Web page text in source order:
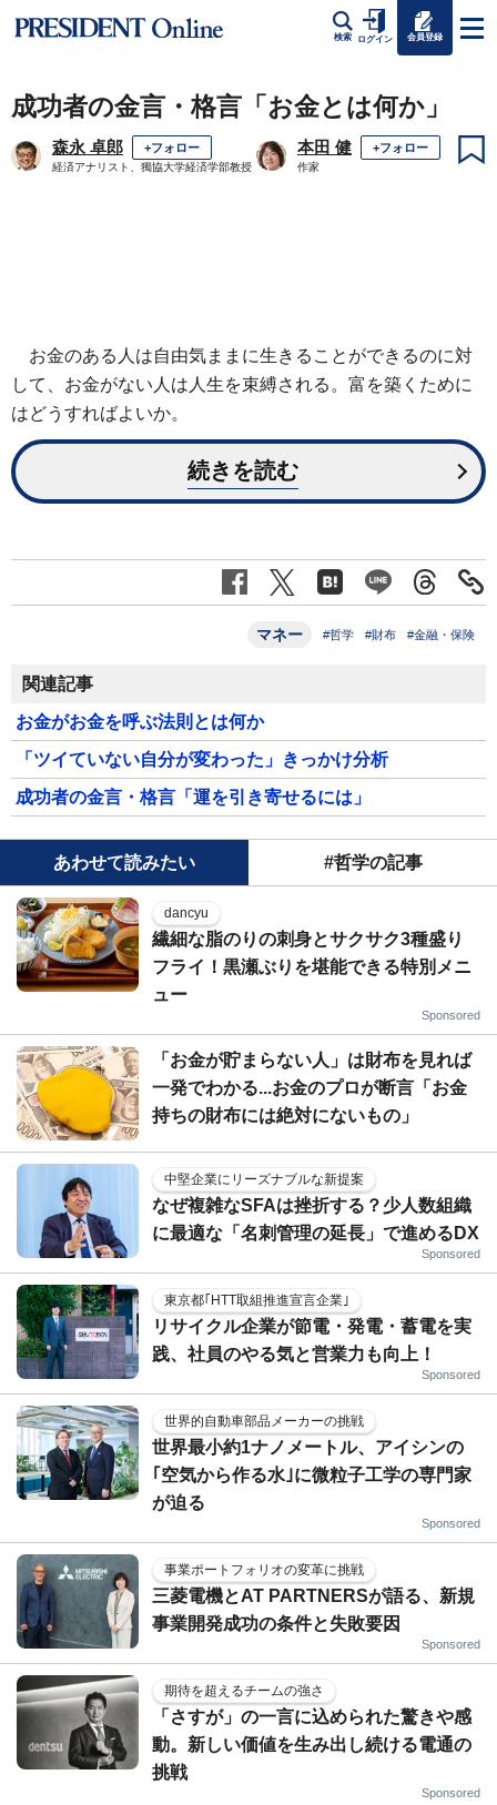
検索 ログイン 会員登録
成功者の金言・格言「お金とは何か」
森永 卓郎 +フォロー
経済アナリスト、獨協大学経済学部教授
本田 健 +フォロー
作家
お金のある人は自由気ままに生きることができるのに対
して、お金がない人は人生を束縛される。富を築くために
はどうすればよいか。
続きを読む
マネー #哲学 #財布 #金融・保険
関連記事
お金がお金を呼ぶ法則とは何か
「ツイていない自分が変わった」きっかけ分析
成功者の金言・格言「運を引き寄せるには」
あわせて読みたい #哲学の記事
dancyu
繊細な脂のりの刺身とサクサク3種盛り
フライ！黒瀬ぶりを堪能できる特別メニ
ュー
Sponsored
「お金が貯まらない人」は財布を見れば
一発でわかる...お金のプロが断言「お金
持ちの財布には絶対にないもの」
中堅企業にリーズナブルな新提案
なぜ複雑なSFAは挫折する？少人数組織
に最適な「名刺管理の延長」で進めるDX
Sponsored
東京都｢HTT取組推進宣言企業｣
リサイクル企業が節電・発電・蓄電を実
践、社員のやる気と営業力も向上！
Sponsored
世界的自動車部品メーカーの挑戦
世界最小約1ナノメートル、アイシンの
｢空気から作る水｣に微粒子工学の専門家
が迫る
Sponsored
事業ポートフォリオの変革に挑戦
三菱電機とAT PARTNERSが語る、新規
事業開発成功の条件と失敗要因
Sponsored
期待を超えるチームの強さ
「さすが」の一言に込められた驚きや感
動。新しい価値を生み出し続ける電通の
挑戦
Sponsored